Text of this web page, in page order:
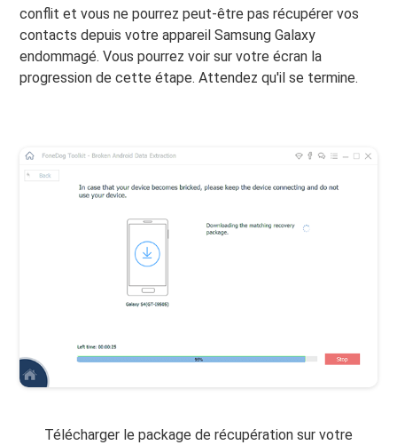
conflit et vous ne pourrez peut-être pas récupérer vos
contacts depuis votre appareil Samsung Galaxy
endommagé. Vous pourrez voir sur votre écran la
progression de cette étape. Attendez qu'il se termine.
Télécharger le package de récupération sur votre